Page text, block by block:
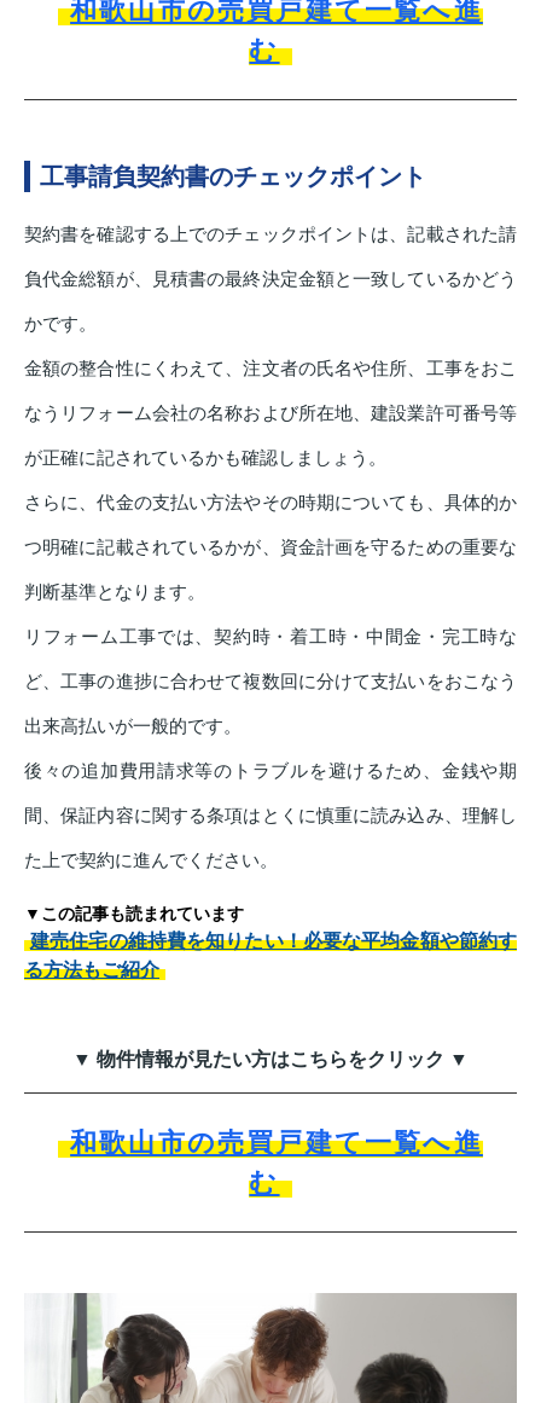
和歌山市の売買戸建て一覧へ進
む
工事請負契約書のチェックポイント
契約書を確認する上でのチェックポイントは、記載された請
負代金総額が、見積書の最終決定金額と一致しているかどう
かです。
金額の整合性にくわえて、注文者の氏名や住所、工事をおこ
なうリフォーム会社の名称および所在地、建設業許可番号等
が正確に記されているかも確認しましょう。
さらに、代金の支払い方法やその時期についても、具体的か
つ明確に記載されているかが、資金計画を守るための重要な
判断基準となります。
リフォーム工事では、契約時・着工時・中間金・完工時な
ど、工事の進捗に合わせて複数回に分けて支払いをおこなう
出来高払いが一般的です。
後々の追加費用請求等のトラブルを避けるため、金銭や期
間、保証内容に関する条項はとくに慎重に読み込み、理解し
た上で契約に進んでください。
▼この記事も読まれています
建売住宅の維持費を知りたい！必要な平均金額や節約す
る方法もご紹介
▼ 物件情報が見たい方はこちらをクリック ▼
和歌山市の売買戸建て一覧へ進
む